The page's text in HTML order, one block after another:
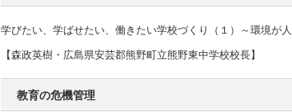
学びたい、学ばせたい、働きたい学校づくり（１）～環境が
【森政英樹・広島県安芸郡熊野町立熊野東中学校校長】
教育の危機管理